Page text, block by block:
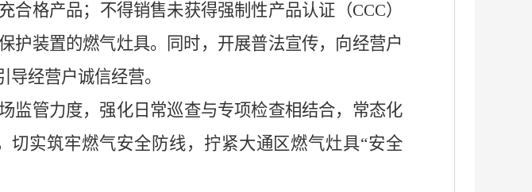
合格产品；不得销售未获得强制性产品认证（CCC）
护装置的燃气灶具。同时，开展普法宣传，向经营户
经营户诚信经营。
监管力度，强化日常巡查与专项检查相结合，常态化
实筑牢燃气安全防线，拧紧大通区燃气灶具“安全